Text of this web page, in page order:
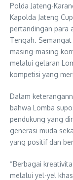
Polda Jateng-
Kapolda Jateng
pertandingan para
Tengah.
masing-masing
melalui gelaran
kompetisi yang
Dalam
bahwa Lomba
pendukung yang
generasi muda
yang positif dan
“Berbagai
melalui yel-yel